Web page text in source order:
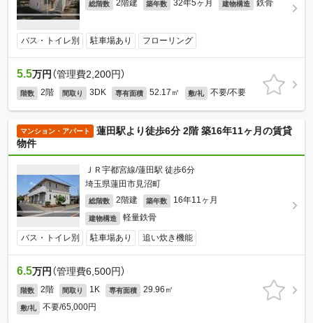
総階数 2階建 築年数 32年5ヶ月 建物構造 鉄骨
バス・トイレ別 駐車場あり フローリング
5.5万円 （管理費2,200円）
階数 2階 間取り 3DK 専有面積 52.17㎡ 敷/礼 不要/不要
マンション・アパート
蓮田駅より徒歩6分 2階 築16年11ヶ月の賃貸
物件
ＪＲ宇都宮線/蓮田駅 徒歩6分
埼玉県蓮田市見沼町
総階数 2階建 築年数 16年11ヶ月
建物構造 軽量鉄骨
バス・トイレ別 駐車場あり 追い炊き機能
6.5万円 （管理費6,500円）
階数 2階 間取り 1K 専有面積 29.96㎡
敷/礼 不要/65,000円